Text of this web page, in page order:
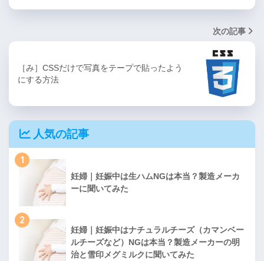
次の記事
［み］CSSだけで写真をテープで貼ったよう
にする方法
人気の記事
1
妊婦｜妊娠中は生ハムNGは本当？製造メーカ
ーに聞いてみた
2
妊婦｜妊娠中はナチュラルチーズ（カマンベー
ルチーズなど）NGは本当？製造メーカーの明
治と雪印メグミルクに聞いてみた